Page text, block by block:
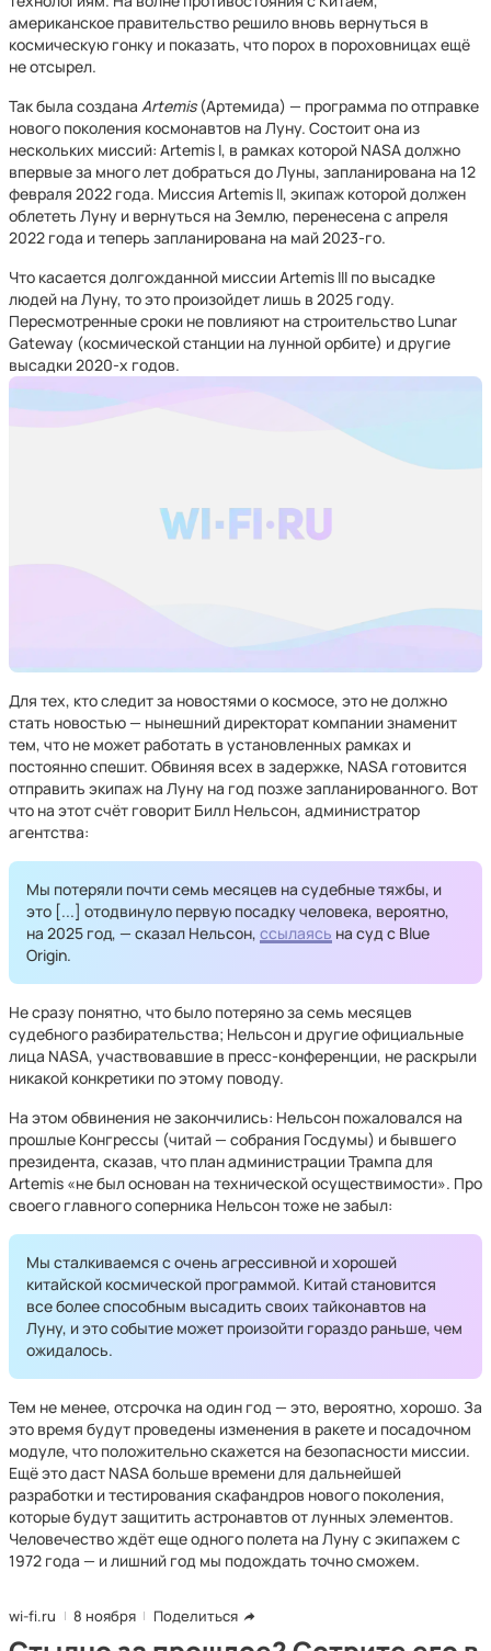
американское правительство решило вновь вернуться в
космическую гонку и показать, что порох в пороховницах ещё
не отсырел.
Так была создана Artemis(Артемида) — программа по отправке
нового поколения космонавтов на Луну. Состоит она из
нескольких миссий: Artemis I, в рамках которой NASA должно
впервые за много лет добраться до Луны, запланирована на 12
февраля 2022 года. Миссия Artemis II, экипаж которой должен
облететь Луну и вернуться на Землю, перенесена с апреля
2022 года и теперь запланирована на май 2023-го.
Что касается долгожданной миссии Artemis III по высадке
людей на Луну, то это произойдет лишь в 2025 году.
Пересмотренные сроки не повлияют на строительство Lunar
Gateway (космической станции на лунной орбите) и другие
высадки 2020-х годов.
Для тех, кто следит за новостями о космосе, это не должно
стать новостью — нынешний директорат компании знаменит
тем, что не может работать в установленных рамках и
постоянно спешит. Обвиняя всех в задержке, NASA готовится
отправить экипаж на Луну на год позже запланированного. Вот
что на этот счёт говорит Билл Нельсон, администратор
агентства:
Мы потеряли почти семь месяцев на судебные тяжбы, и
это [...] отодвинуло первую посадку человека, вероятно,
на 2025 год, — сказал Нельсон, ссылаясь на суд с Blue
Origin.
Не сразу понятно, что было потеряно за семь месяцев
судебного разбирательства; Нельсон и другие официальные
лица NASA, участвовавшие в пресс-конференции, не раскрыли
никакой конкретики по этому поводу.
На этом обвинения не закончились: Нельсон пожаловался на
прошлые Конгрессы (читай — собрания Госдумы) и бывшего
президента, сказав, что план администрации Трампа для
Artemis «не был основан на технической осуществимости». Про
своего главного соперника Нельсон тоже не забыл:
Мы сталкиваемся с очень агрессивной и хорошей
китайской космической программой. Китай становится
все более способным высадить своих тайконавтов на
Луну, и это событие может произойти гораздо раньше, чем
ожидалось.
Тем не менее, отсрочка на один год — это, вероятно, хорошо. За
это время будут проведены изменения в ракете и посадочном
модуле, что положительно скажется на безопасности миссии.
Ещё это даст NASA больше времени для дальнейшей
разработки и тестирования скафандров нового поколения,
которые будут защитить астронавтов от лунных элементов.
Человечество ждёт еще одного полета на Луну с экипажем с
1972 года — и лишний год мы подождать точно сможем.
wi-fi.ru 8 ноября Поделиться